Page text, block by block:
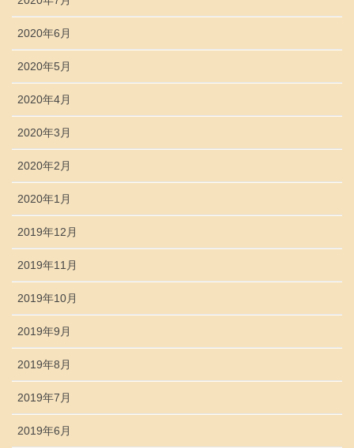
2020年6月
2020年5月
2020年4月
2020年3月
2020年2月
2020年1月
2019年12月
2019年11月
2019年10月
2019年9月
2019年8月
2019年7月
2019年6月